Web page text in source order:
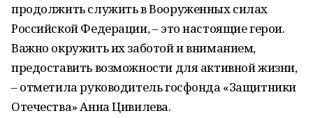
продолжить служить в Вооруженных силах
Российской Федерации, – это настоящие герои.
Важно окружить их заботой и вниманием,
предоставить возможности для активной жизни,
– отметила руководитель госфонда «Защитники
Отечества» Анна Цивилева.